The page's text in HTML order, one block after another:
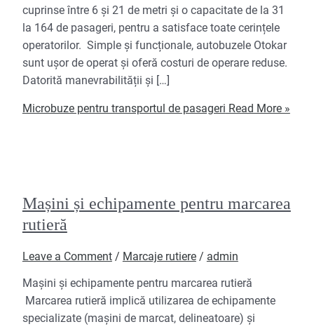
cuprinse între 6 și 21 de metri și o capacitate de la 31
la 164 de pasageri, pentru a satisface toate cerințele
operatorilor. Simple și funcționale, autobuzele Otokar
sunt ușor de operat și oferă costuri de operare reduse.
Datorită manevrabilității și […]
Microbuze pentru transportul de pasageri Read More »
Mașini și echipamente pentru marcarea
rutieră
Leave a Comment / Marcaje rutiere/ admin
Mașini și echipamente pentru marcarea rutieră
Marcarea rutieră implică utilizarea de echipamente
specializate (mașini de marcat, delineatoare) și